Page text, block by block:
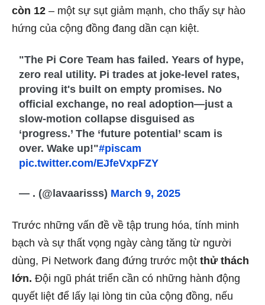
còn 12 – một sự sụt giảm mạnh, cho thấy sự hào
hứng của cộng đồng đang dần cạn kiệt.
"The Pi Core Team has failed. Years of hype,
zero real utility. Pi trades at joke-level rates,
proving it's built on empty promises. No
official exchange, no real adoption—just a
slow-motion collapse disguised as
‘progress.’ The ‘future potential’ scam is
over. Wake up!"#piscam
pic.twitter.com/EJfeVxpFZY
— . (@lavaarisss) March 9, 2025
Trước những vấn đề về tập trung hóa, tính minh
bạch và sự thất vọng ngày càng tăng từ người
dùng, Pi Network đang đứng trước một thử thách
lớn. Đội ngũ phát triển cần có những hành động
quyết liệt để lấy lại lòng tin của cộng đồng, nếu